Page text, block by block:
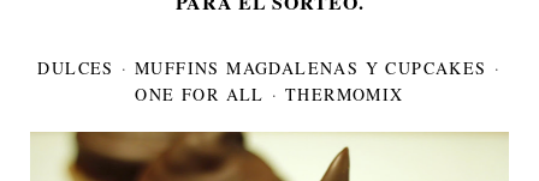
DULCES ·MUFFINS MAGDALENAS Y CUPCAKES ·
ONE FOR ALL · THERMOMIX